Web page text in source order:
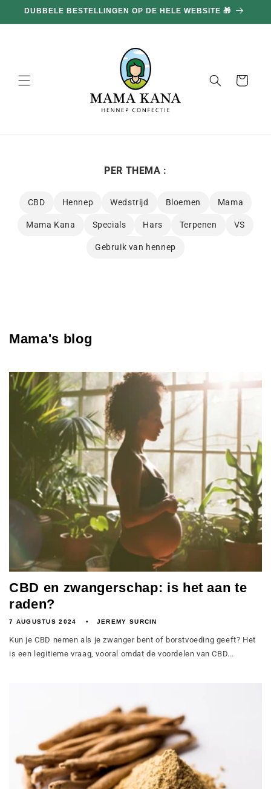
doorgaan
naar
100G GRATIS BIJ ELKE AANKOOP VAN 100€ 🔥
Mand
PER THEMA :
CBD Hennep Wedstrijd Bloemen Mama
Mama Kana Specials Hars Terpenen VS
Gebruik van hennep
Mama's blog
CBD en zwangerschap: is het aan te
raden?
7 AUGUSTUS 2024 JEREMY SURCIN
Kun je CBD nemen als je zwanger bent of borstvoeding geeft? Het
is een legitieme vraag, vooral omdat de voordelen van CBD...